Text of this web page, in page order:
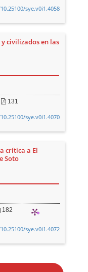
sye.v0i1.4058
civilizados en las
131
sye.v0i1.4070
crítica a El
Soto
182
sye.v0i1.4072